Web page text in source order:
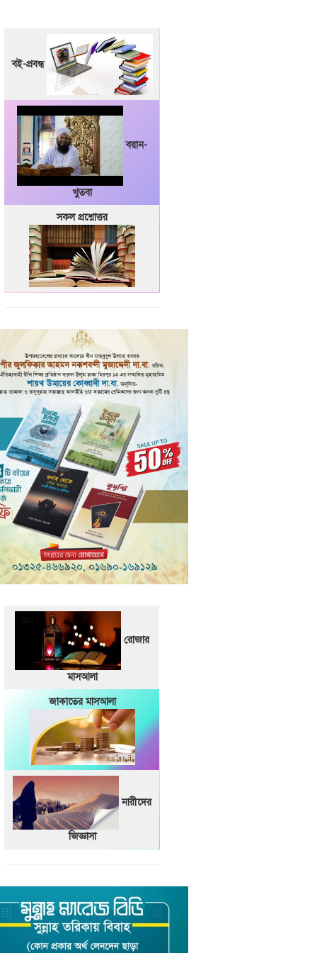
বই-প্রবন্ধ
বয়ান-
খুতবা
সকল প্রশ্নোত্তর
রোজার
মাসআলা
জাকাতের মাসআলা
নারীদের
জিজ্ঞাসা